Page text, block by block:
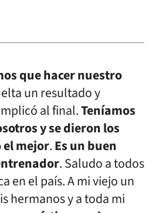
que hacer nuestro
un resultado y
al final.Teníamos
y se dieron los
el mejor.Es un buen
. Saludo a todos
en el país. A mi viejo un
hermanos y a toda mi